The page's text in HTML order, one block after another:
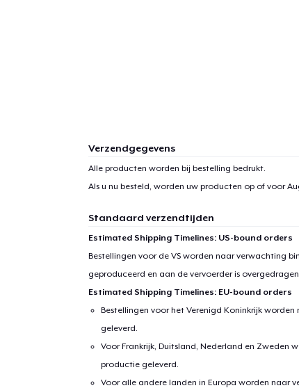
Verzendgegevens
Alle producten worden bij bestelling bedrukt.
Als u nu besteld, worden uw producten op of voor
Standaard verzendtijden
Estimated Shipping Timelines: US-bound orders
Bestellingen voor de VS worden naar verwachting
geproduceerd en aan de vervoerder is
Estimated Shipping Timelines: EU-bound orders
Bestellingen voor het Verenigd Koninkrijk
geleverd.
Voor Frankrijk, Duitsland, Nederland en Zweden
productie geleverd.
Voor alle andere landen in Europa worden naar
1